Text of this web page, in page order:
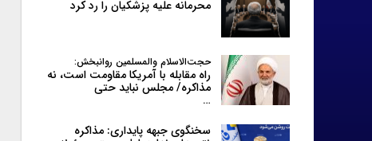
محرمانه علیه پزشکیان را رد کرد
حجت‌الاسلام والمسلمین روانبخش:
راه مقابله با آمریکا مقاومت است، نه
مذاکره/ مجلس نباید حتی
…
سخنگوی جبهه پایداری: مذاکره